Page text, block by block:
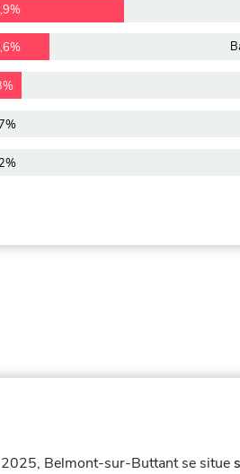
2025, Belmont-sur-Buttant se situe